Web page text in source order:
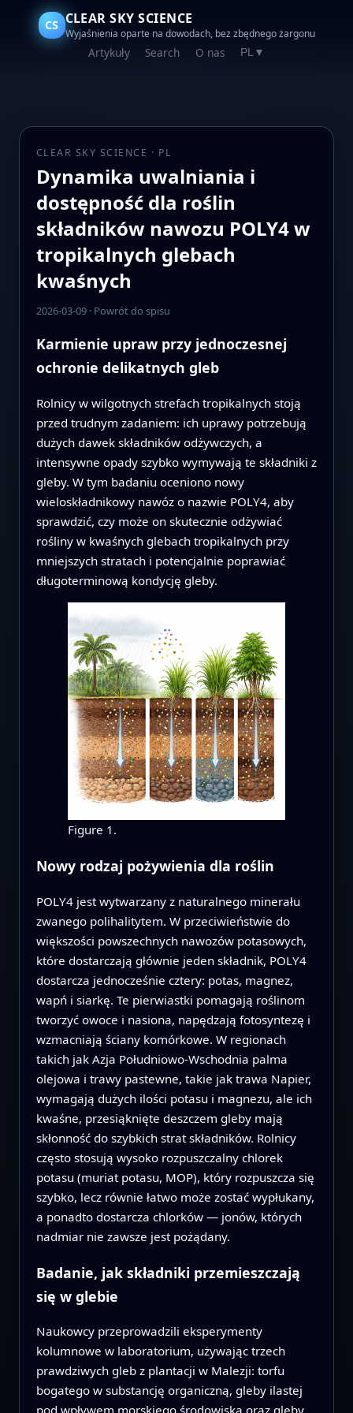
CS CLEAR SKY SCIENCE
Wyjaśnienia oparte na dowodach, bez zbędnego żargonu
Artykuły Search O nas PL▼
CLEAR SKY SCIENCE · PL
Dynamika uwalniania i
dostępność dla roślin
składników nawozu POLY4 w
tropikalnych glebach
kwaśnych
2026-03-09· Powrót do spisu
Karmienie upraw przy jednoczesnej
ochronie delikatnych gleb
Rolnicy w wilgotnych strefach tropikalnych stoją
przed trudnym zadaniem: ich uprawy potrzebują
dużych dawek składników odżywczych, a
intensywne opady szybko wymywają te składniki z
gleby. W tym badaniu oceniono nowy
wieloskładnikowy nawóz o nazwie POLY4, aby
sprawdzić, czy może on skutecznie odżywiać
rośliny w kwaśnych glebach tropikalnych przy
mniejszych stratach i potencjalnie poprawiać
długoterminową kondycję gleby.
Figure 1.
Nowy rodzaj pożywienia dla roślin
POLY4 jest wytwarzany z naturalnego minerału
zwanego polihalitytem. W przeciwieństwie do
większości powszechnych nawozów potasowych,
które dostarczają głównie jeden składnik, POLY4
dostarcza jednocześnie cztery: potas, magnez,
wapń i siarkę. Te pierwiastki pomagają roślinom
tworzyć owoce i nasiona, napędzają fotosyntezę i
wzmacniają ściany komórkowe. W regionach
takich jak Azja Południowo-Wschodnia palma
olejowa i trawy pastewne, takie jak trawa Napier,
wymagają dużych ilości potasu i magnezu, ale ich
kwaśne, przesiąknięte deszczem gleby mają
skłonność do szybkich strat składników. Rolnicy
często stosują wysoko rozpuszczalny chlorek
potasu (muriat potasu, MOP), który rozpuszcza się
szybko, lecz równie łatwo może zostać wypłukany,
a ponadto dostarcza chlorków — jonów, których
nadmiar nie zawsze jest pożądany.
Badanie, jak składniki przemieszczają
się w glebie
Naukowcy przeprowadzili eksperymenty
kolumnowe w laboratorium, używając trzech
prawdziwych gleb z plantacji w Malezji: torfu
bogatego w substancję organiczną, gleby ilastej